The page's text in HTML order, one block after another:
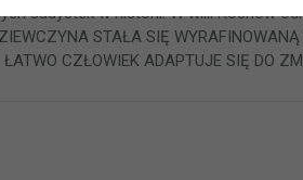
sadystek w historii. W willi Kochów
STAŁA SIĘ
ŁATWO CZŁOWIEK ADAPTUJE SIĘ DO
GODZINACH 9:00-15:00